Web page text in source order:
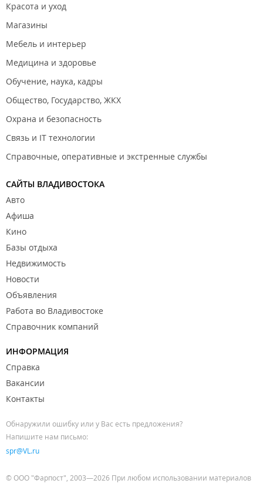
Красота и уход
Магазины
Мебель и интерьер
Медицина и здоровье
Обучение, наука, кадры
Общество, Государство, ЖКХ
Охрана и безопасность
Связь и IT технологии
Справочные, оперативные и экстренные службы
САЙТЫ ВЛАДИВОСТОКА
Авто
Афиша
Кино
Базы отдыха
Недвижимость
Новости
Объявления
Работа во Владивостоке
Справочник компаний
ИНФОРМАЦИЯ
Справка
Вакансии
Контакты
Обнаружили ошибку или у Вас есть предложения?
Напишите нам письмо:
spr@VL.ru
© ООО "Фарпост", 2003—2026 При любом использовании материалов